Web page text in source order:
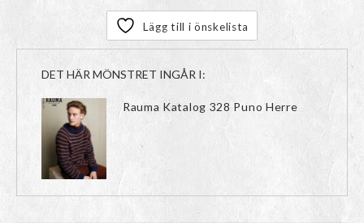
Lägg till i önskelista
DET HÄR MÖNSTRET INGÅR I:
Rauma Katalog 328 Puno Herre